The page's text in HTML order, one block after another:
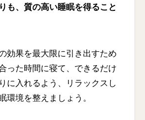
も、質の高い睡眠を得ること
効果を最大限に引き出すため
った時間に寝て、できるだけ
に入れるよう、リラックスし
環境を整えましょう。